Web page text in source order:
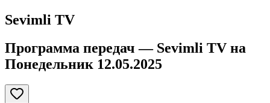
Sevimli TV
Программа передач — Sevimli TV на
Понедельник 12.05.2025